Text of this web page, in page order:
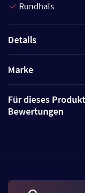
Rundhals
Details
Marke
Für dieses
Bewertungen